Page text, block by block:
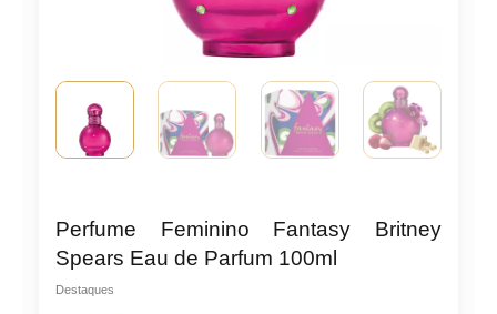
Perfume Feminino Fantasy Britney
Spears Eau de Parfum 100ml
Destaques